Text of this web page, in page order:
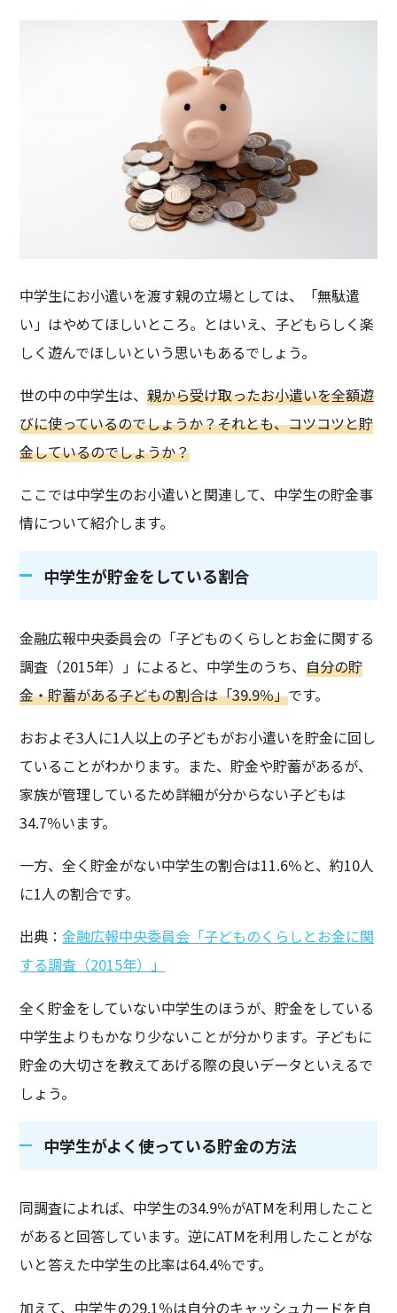
中学生にお小遣いを渡す親の立場としては、「無駄遣
い」はやめてほしいところ。とはいえ、子どもらしく楽
しく遊んでほしいという思いもあるでしょう。
世の中の中学生は、親から受け取ったお小遣いを全額遊
びに使っているのでしょうか？それとも、コツコツと貯
金しているのでしょうか？
ここでは中学生のお小遣いと関連して、中学生の貯金事
情について紹介します。
中学生が貯金をしている割合
金融広報中央委員会の「子どものくらしとお金に関する
調査（2015年）」によると、中学生のうち、自分の貯
金・貯蓄がある子どもの割合は「39.9％」です。
おおよそ3人に1人以上の子どもがお小遣いを貯金に回し
ていることがわかります。また、貯金や貯蓄があるが、
家族が管理しているため詳細が分からない子どもは
34.7％います。
一方、全く貯金がない中学生の割合は11.6％と、約10人
に1人の割合です。
出典：金融広報中央委員会「子どものくらしとお金に関
する調査（2015年）」
全く貯金をしていない中学生のほうが、貯金をしている
中学生よりもかなり少ないことが分かります。子どもに
貯金の大切さを教えてあげる際の良いデータといえるで
しょう。
中学生がよく使っている貯金の方法
同調査によれば、中学生の34.9％がATMを利用したこと
があると回答しています。逆にATMを利用したことがな
いと答えた中学生の比率は64.4％です。
加えて、中学生の29.1％は自分のキャッシュカードを自